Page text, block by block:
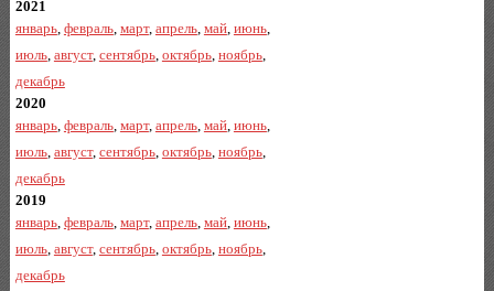
2021
январь, февраль, март, апрель, май, июнь,
июль, август, сентябрь, октябрь, ноябрь,
декабрь
2020
январь, февраль, март, апрель, май, июнь,
июль, август, сентябрь, октябрь, ноябрь,
декабрь
2019
январь, февраль, март, апрель, май, июнь,
июль, август, сентябрь, октябрь, ноябрь,
декабрь